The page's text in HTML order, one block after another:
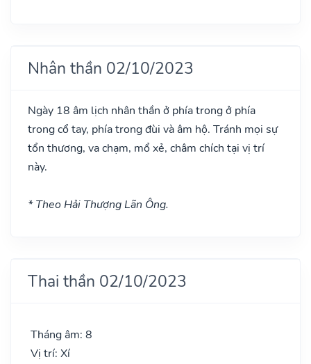
Nhân thần 02/10/2023
Ngày 18 âm lịch nhân thần ở phía trong ở phía
trong cổ tay, phía trong đùi và âm hộ. Tránh mọi sự
tổn thương, va chạm, mổ xẻ, châm chích tại vị trí
này.
* Theo Hải Thượng Lãn Ông.
Thai thần 02/10/2023
Tháng âm: 8
Vị trí: Xí